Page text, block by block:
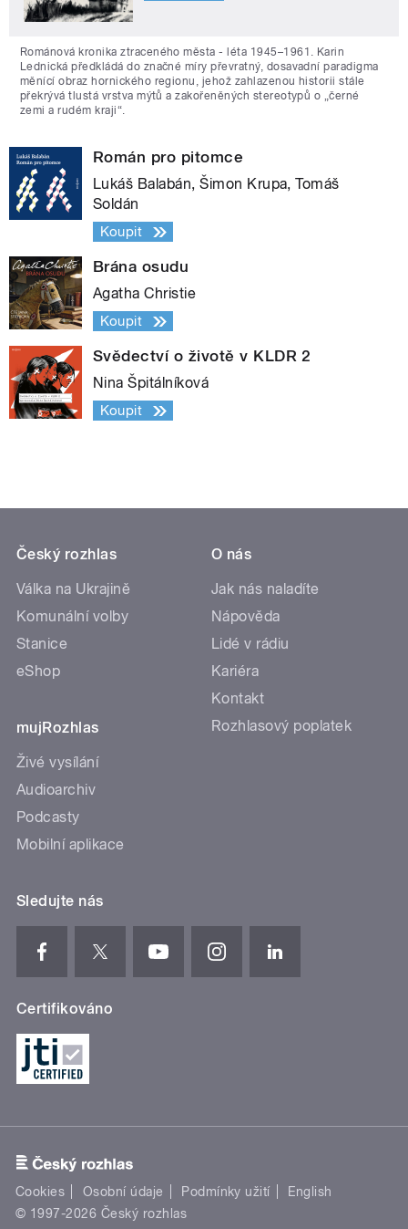
Románová kronika ztraceného města - léta 1945–1961. Karin
Lednická předkládá do značné míry převratný, dosavadní paradigma
měnící obraz hornického regionu, jehož zahlazenou historii stále
překrývá tlustá vrstva mýtů a zakořeněných stereotypů o „černé
zemi a rudém kraji“.
Román pro pitomce
Lukáš Balabán, Šimon Krupa, Tomáš
Soldán
Koupit
Brána osudu
Agatha Christie
Koupit
Svědectví o životě v KLDR 2
Nina Špitálníková
Koupit
Český rozhlas
Válka na Ukrajině
Komunální volby
Stanice
eShop
mujRozhlas
Živé vysílání
Audioarchiv
Podcasty
Mobilní aplikace
O nás
Jak nás naladíte
Nápověda
Lidé v rádiu
Kariéra
Kontakt
Rozhlasový poplatek
Sledujte nás
Certifikováno
Cookies Osobní údaje Podmínky užití
English
© 1997-2026 Český rozhlas